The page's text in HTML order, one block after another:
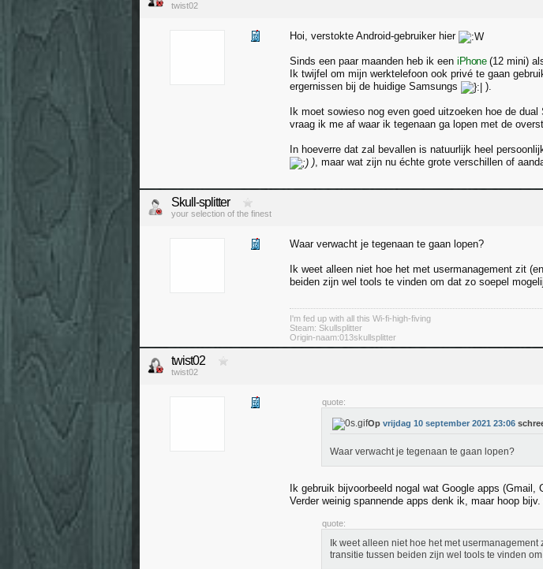
twist02
Hoi, verstokte Android-gebruiker hier
Sinds een paar maanden heb ik een iPhone(12 mini)
Ik twijfel om mijn werktelefoon ook privé te gaan
ergernissen bij de huidige Samsungs
).
Ik moet sowieso nog even goed uitzoeken hoe de
vraag ik me af waar ik tegenaan ga lopen met de
In hoeverre dat zal bevallen is natuurlijk heel
), maar wat zijn nu échte grote verschillen of
Skull-splitter
your selection of the finest
Waar verwacht je tegenaan te gaan lopen?
Ik weet alleen niet hoe het met usermanagement zit
beiden zijn wel tools te vinden om dat zo soepel
I'm fed up with all this Wi-fi-high-fiving
Steam: Skullsplitter
Origin-naam:013skullsplitter
twist02
twist02
quote:
Op vrijdag 10 september 2021 23:06
Waar verwacht je tegenaan te gaan lopen?
Ik gebruik bijvoorbeeld nogal wat Google apps
Verder weinig spannende apps denk ik, maar hoop
quote:
Ik weet alleen niet hoe het met
transitie tussen beiden zijn wel tools te vinden